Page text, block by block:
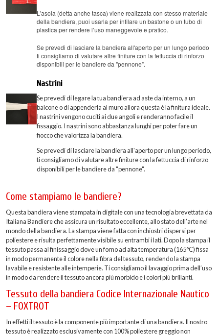
L'asola (detta anche tasca) viene realizzata con stesso materiale
della bandiera, puoi usarla per infilare un bastone o un tubo di
plastica per rendere l’uso maneggevole e pratico.
Se prevedi di lasciare la bandiera all'aperto per un lungo periodo
ti consigliamo di valutare altre finiture con la fettuccia di rinforzo
disponibili per le bandiere da "pennone”.
Nastrini
Se prevedi di legare la tua bandiera ad aste da interno, a un
balcone o di appenderla al muro allora questa è la finitura ideale.
I nastrini vengono cuciti ai due angoli e renderanno facile il
fissaggio. I nastrini sono abbastanza lunghi per poter fare un
fiocco che valorizza la bandiera.
Se prevedi di lasciare la bandiera all'aperto per un lungo periodo,
ti consigliamo di valutare altre finiture con la fettuccia di rinforzo
disponibili per le bandiere da "pennone".
Come stampiamo le bandiere?
Questa bandiera viene stampata in digitale con una tecnologia brevettata da
Italiana Bandiere che assicura un risultato eccellente, allo stato dell’arte nel
mondo della bandiera. La stampa viene fatta con inchiostri dispersi per
poliestere e risulta perfettamente visibile su entrambi i lati. Dopo la stampa il
tessuto passa al finissaggio dove un forno ad alta temperatura (165°C) fissa
in modo permanente il colore nella fibra del tessuto, rendendo la stampa
lavabile e resistente alle intemperie. Ti consigliamo il lavaggio prima dell’uso
in modo da rendere il tessuto ancora più morbido e i colori più brillanti.
Tessuto della bandiera Codice Internazionale Nautico
– FOXTROT
In effetti il tessuto è la componente più importante di una bandiera. Il nostro
tessuto è realizzato esclusivamente con 100% poliestere greggio non